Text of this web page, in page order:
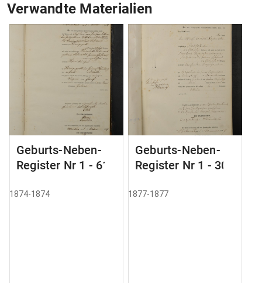
Verwandte Materialien
Geburts-Neben-
Register Nr 1 - 61
1874-1874
Geburts-Neben-
Register Nr 1 - 305
1877-1877